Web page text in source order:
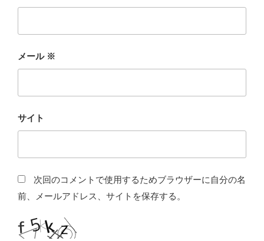
メール ※
サイト
次回のコメントで使用するためブラウザーに自分の名
前、メールアドレス、サイトを保存する。